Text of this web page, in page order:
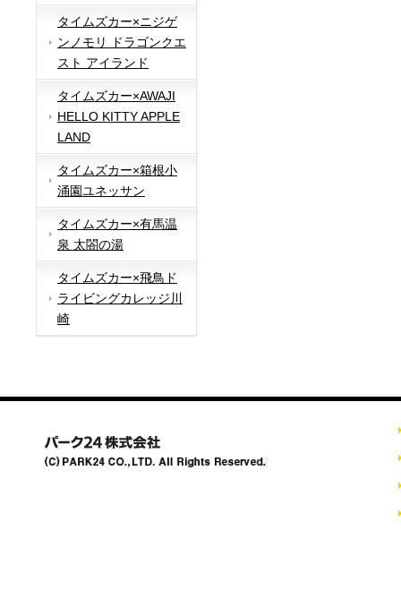
タイムズカー×ニジゲ
ンノモリ ドラゴンクエ
スト アイランド
タイムズカー×AWAJI
HELLO KITTY APPLE
LAND
タイムズカー×箱根小
涌園ユネッサン
タイムズカー×有馬温
泉 太閤の湯
タイムズカー×飛鳥ド
ライビングカレッジ川
崎